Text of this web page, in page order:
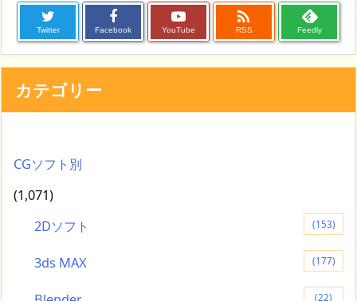
Twitter Facebook YouTube

RSS Feedly
カテゴリー
CGソフト別
(1,071)
2Dソフト
(153)
3ds MAX (177)
(22)